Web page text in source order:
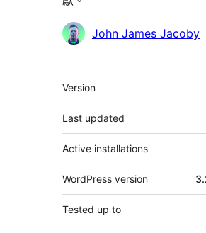
貢
John James Jacoby
其
它
Version
Last updated
Active installations
WordPress version
Tested up to